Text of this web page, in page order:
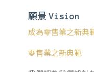
願景 Vision
成為零售業之新典
零售業之新典範